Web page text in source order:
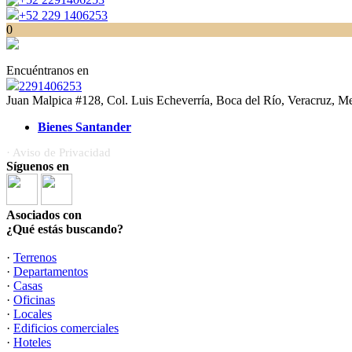
+52 229 1406253
0
Encuéntranos en
2291406253
Juan Malpica #128, Col. Luis Echeverría, Boca del Río, Veracruz,
Bienes Santander
· Aviso de Privacidad
Síguenos en
Asociados con
¿Qué estás buscando?
· Terrenos
· Departamentos
· Casas
· Oficinas
· Locales
· Edificios comerciales
· Hoteles